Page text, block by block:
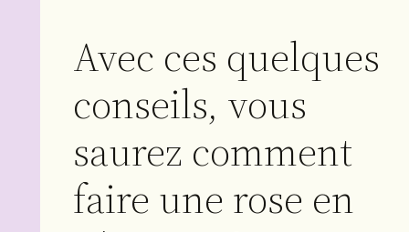
Avec ces quelques
conseils, vous
saurez comment
faire une rose en